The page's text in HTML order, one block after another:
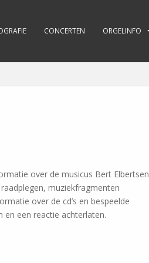
CONCERTEN ORGELINFO
over de musicus Bert Elbertsen
muziekfragmenten
over de cd’s en bespeelde
en een reactie achterlaten.